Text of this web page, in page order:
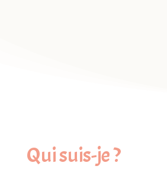
Qui suis-je ?